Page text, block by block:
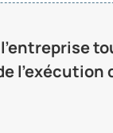
l’exécution